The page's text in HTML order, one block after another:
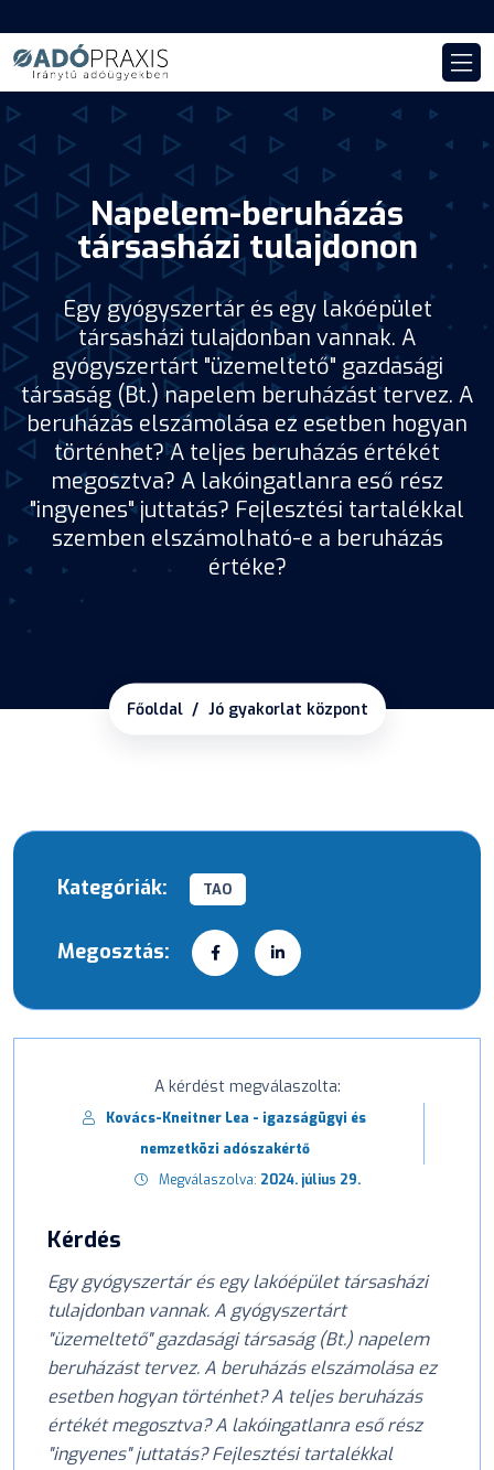
Napelem-beruházás
társasházi tulajdonon
Egy gyógyszertár és egy lakóépület
társasházi tulajdonban vannak. A
gyógyszertárt "üzemeltető" gazdasági
társaság (Bt.) napelem beruházást tervez. A
beruházás elszámolása ez esetben hogyan
történhet? A teljes beruházás értékét
megosztva? A lakóingatlanra eső rész
"ingyenes" juttatás? Fejlesztési tartalékkal
szemben elszámolható-e a beruházás
értéke?
Főoldal Jó gyakorlat központ
Kategóriák: TAO
Megosztás:
A kérdést megválaszolta:
Kovács-Kneitner Lea - igazságügyi és
nemzetközi adószakértő
Megválaszolva: 2024. július 29.
Kérdés
Egy gyógyszertár és egy lakóépület társasházi
tulajdonban vannak. A gyógyszertárt
"üzemeltető" gazdasági társaság (Bt.) napelem
beruházást tervez. A beruházás elszámolása ez
esetben hogyan történhet? A teljes beruházás
értékét megosztva? A lakóingatlanra eső rész
"ingyenes" juttatás? Fejlesztési tartalékkal